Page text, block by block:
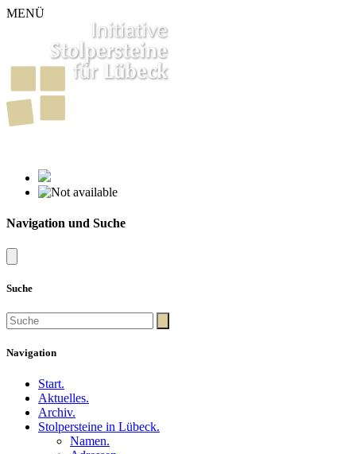
MENÜ
Navigation und Suche
Suche
Navigation
Start.
Aktuelles.
Archiv.
Stolpersteine in Lübeck.
Namen.